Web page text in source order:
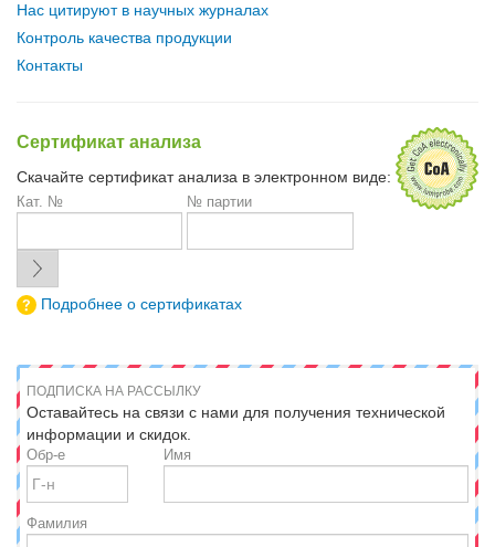
Нас цитируют в научных журналах
Контроль качества продукции
Контакты
Сертификат анализа
Скачайте сертификат анализа в электронном виде:
Кат. № № партии
Подробнее о сертификатах
ПОДПИСКА НА РАССЫЛКУ
Оставайтесь на связи с нами для получения технической
информации и скидок.
Обр-е Имя
Фамилия